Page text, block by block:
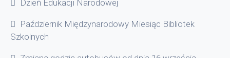
Dzień Edukacji Narodowej
Październik Międzynarodowy Miesiąc Bibliotek
Szkolnych